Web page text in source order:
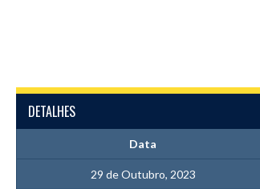
DETALHES
Data
29 de Outubro, 2023